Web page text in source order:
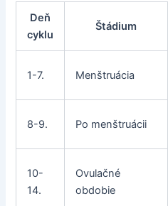
Deň
cyklu
Štádium
1-7. Menštruácia
8-9. Po menštruácii
10-
14.
Ovulačné
obdobie